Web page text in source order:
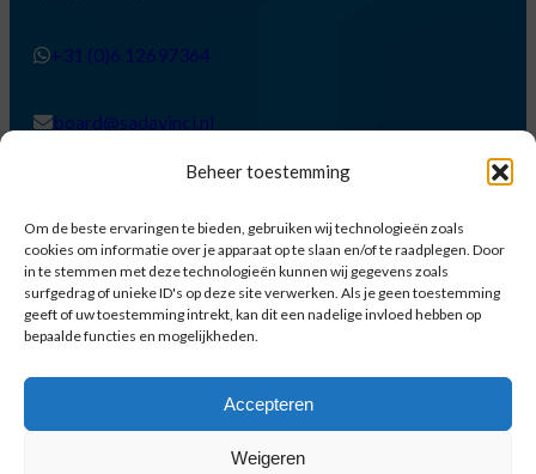
Beheer toestemming
Om de beste ervaringen te bieden, gebruiken wij technologieën zoals
cookies om informatie over je apparaat op te slaan en/of te raadplegen. Door
in te stemmen met deze technologieën kunnen wij gegevens zoals
surfgedrag of unieke ID's op deze site verwerken. Als je geen toestemming
geeft of uw toestemming intrekt, kan dit een nadelige invloed hebben op
bepaalde functies en mogelijkheden.
Accepteren
Weigeren
+31 (0)6 12697364
board@sadavinci.nl
Wij zijn de eerste en grootste studentenvereniging voor
alle studenten van Venlo. Ons doel is om studenten met
elkaar in contact te brengen en iedereen een
onvergetelijke tijd te geven!